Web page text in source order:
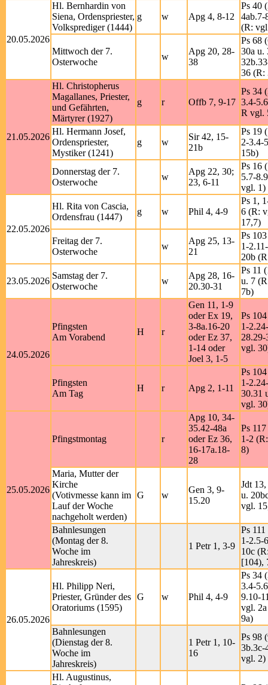
20.05.2026
Hl. Bernhardin von
Siena, Ordenspriester,
Volksprediger (1444)
g w Apg 4, 8-12
Ps 40
4ab.7-
(R:
Mittwoch der 7.
Osterwoche
w
Apg 20, 28-
38
Ps 68
30a u.
36 (R:
21.05.2026
Hl. Christopherus
Magallanes, Priester,
und Gefährten,
Märtyrer (1927)
g r Offb 7, 9-17
Ps 34
3.4-
R vgl.
Hl. Hermann Josef,
Ordenspriester,
Mystiker (1241)
g w
Sir 42, 15-
21b
Ps 19
2-3.4-
15b)
Donnerstag der 7.
Osterwoche
w
Apg 22, 30;
23, 6-11
Ps 16
5.7-
vgl. 1)
22.05.2026
Hl. Rita von Cascia,
Ordensfrau (1447)
g w Phil 4, 4-9
Ps 1,
6 (R:
17,7)
Freitag der 7.
Osterwoche
w
Apg 25, 13-
21
Ps
1-
20b
23.05.2026
Samstag der 7.
Osterwoche
w
Apg 28, 16-
20.30-31
Ps 11
u. 7
7b)
24.05.2026
Pfingsten
Am Vorabend
H r
Gen 11, 1-9
oder Ex 19,
3-8a.16-20
oder Ez 37,
1-14 oder
Joel 3, 1-5
Ps
1-
vgl.
Pfingsten
Am Tag
H r Apg 2, 1-11
Ps
1-
30.31
vgl.
25.05.2026
Pfingstmontag r
Apg 10, 34-
35.42-48a
oder Ez 36,
16-17a.18-
28
Ps
1-2
8)
Maria, Mutter der
Kirche
(Votivmesse kann im
Lauf der Woche
nachgeholt werden)
G w
Gen 3, 9-
15.20
Jdt
u.
vgl.
Bahnlesungen
(Montag der 8.
Woche im
Jahreskreis)
1 Petr 1, 3-9
Ps
1-2.5-
10c
[104),
26.05.2026
Hl. Philipp Neri,
Priester, Gründer des
Oratoriums (1595)
G w Phil 4, 4-9
Ps 34
3.4-
9.10-
vgl.
9a)
Bahnlesungen
(Dienstag der 8.
Woche im
Jahreskreis)
1 Petr 1, 10-
16
Ps 98
3b.3c-
vgl. 2)
Hl. Augustinus,